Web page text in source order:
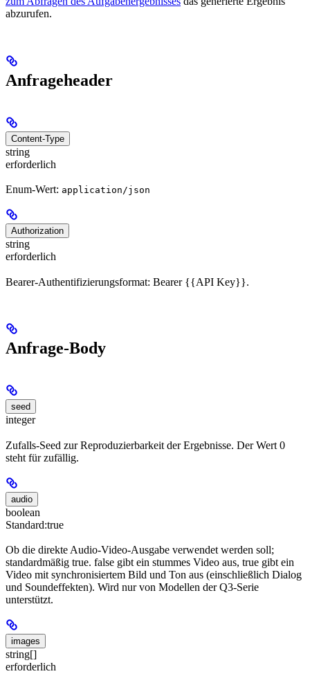
abzurufen.
Anfrageheader
Content-Type
string
erforderlich
Enum-Wert: application/json
Authorization
string
erforderlich
Bearer-Authentifizierungsformat: Bearer {{API Key}}.
Anfrage-Body
seed
integer
Zufalls-Seed zur Reproduzierbarkeit der Ergebnisse. Der Wert 0
steht für zufällig.
audio
boolean
Standard:true
Ob die direkte Audio-Video-Ausgabe verwendet werden soll;
standardmäßig true. false gibt ein stummes Video aus, true gibt ein
Video mit synchronisiertem Bild und Ton aus (einschließlich Dialog
und Soundeffekten). Wird nur von Modellen der Q3-Serie
unterstützt.
images
string[]
erforderlich